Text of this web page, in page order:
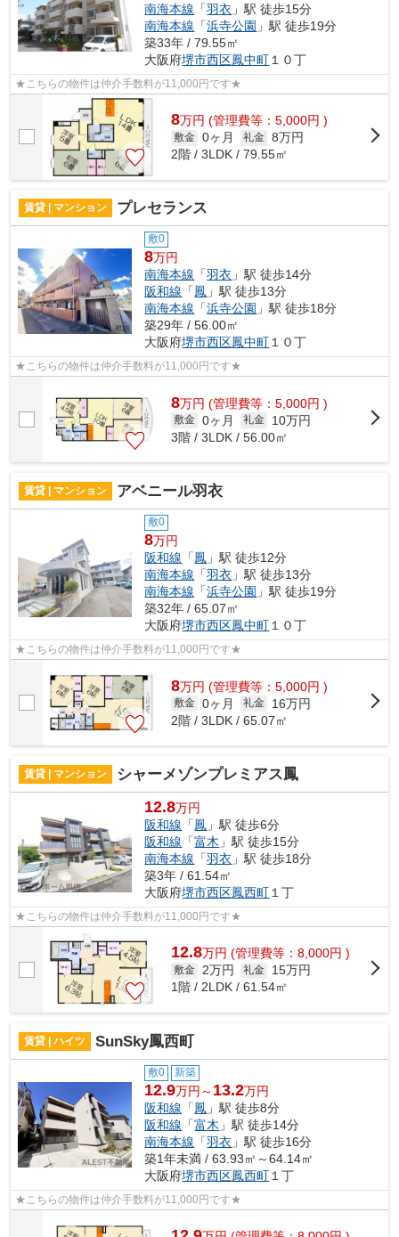
南海本線 「羽衣 」駅 徒歩15分
南海本線 「浜寺公園 」駅 徒歩19分
築33年 / 79.55㎡
大阪府堺市西区鳳中町 １０丁
★こちらの物件は仲介手数料が11,000円です★
8万円 (管理費等：5,000円 )
敷金 0ヶ月 礼金 8万円
2階 / 3LDK / 79.55㎡
賃貸 | マンション プレセランス
敷0
8万円
南海本線 「羽衣 」駅 徒歩14分
阪和線 「鳳 」駅 徒歩13分
南海本線 「浜寺公園 」駅 徒歩18分
築29年 / 56.00㎡
大阪府堺市西区鳳中町１０丁
★こちらの物件は仲介手数料が11,000円です★
8万円 (管理費等：5,000円 )
敷金 0ヶ月 礼金
10万円
3階 / 3LDK / 56.00㎡
賃貸 | マンション アベニール羽衣
敷0
8万円
阪和線 「鳳 」駅 徒歩12分
南海本線 「羽衣 」駅 徒歩13分
南海本線 「浜寺公園 」駅 徒歩19分
築32年 / 65.07㎡
大阪府堺市西区鳳中町 １０丁
★こちらの物件は仲介手数料が11,000円です★
8万円 (管理費等：5,000円 )
敷金 0ヶ月 礼金
16万円
2階 / 3LDK / 65.07㎡
賃貸 | マンション シャーメゾンプレミアス鳳
12.8万円
阪和線 「鳳 」駅 徒歩6分
阪和線 「富木 」駅 徒歩15分
南海本線 「羽衣 」駅 徒歩18分
築3年 / 61.54㎡
大阪府堺市西区鳳西町 １丁
★こちらの物件は仲介手数料が11,000円です★
12.8万円 (管理費等：8,000円 )
敷金 2万円 礼金
15万円
1階 / 2LDK / 61.54㎡
賃貸 | ハイツ SunSky鳳西町
敷0 新築
12.9万円～ 13.2万円
阪和線 「鳳 」駅 徒歩8分
阪和線 「富木 」駅 徒歩14分
南海本線 「羽衣 」駅 徒歩16分
築1年未満 / 63.93㎡～64.14㎡
大阪府堺市西区鳳西町 １丁
★こちらの物件は仲介手数料が11,000円です★